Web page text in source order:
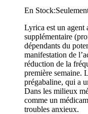
En
Lyrica est un agent
supplémentaire
dépendants du
manifestation de
réduction de la
première semaine.
prégabaline, qui a
Dans les milieux
comme un
troubles anxieux.